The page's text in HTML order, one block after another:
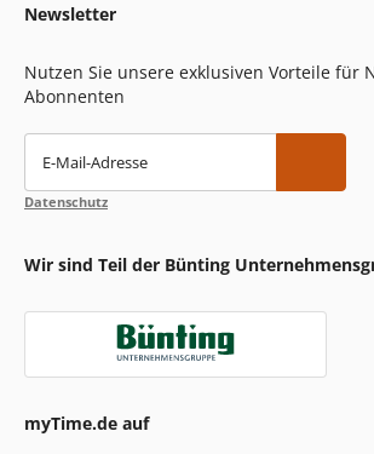
Newsletter
Nutzen Sie unsere exklusiven Vorteile für
Abonnenten
E-Mail-Adresse
Datenschutz
Wir sind Teil der Bünting
myTime.de auf